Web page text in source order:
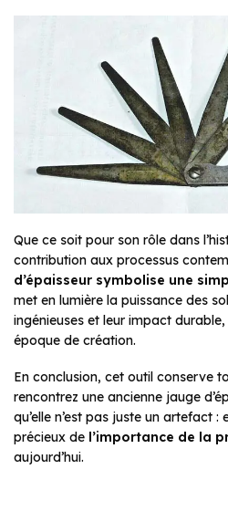
Que ce soit pour son rôle dans
contribution aux processus
d’épaisseur symbolise une
met en lumière la puissance des
ingénieuses et leur impact
époque de création.
En conclusion, cet outil conserve
rencontrez une ancienne jauge
qu’elle n’est pas juste un artefact :
précieux de l’importance de la
aujourd’hui.